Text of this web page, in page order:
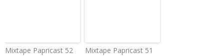
Mixtape Papricast 52
Mixtape Papricast 51